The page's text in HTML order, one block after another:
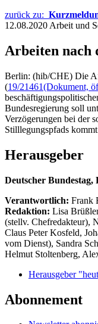
zurück zu:
12.08.2020 Arbeit und
Arbeiten nach
Berlin: (hib/CHE) Die
(19/21461(Dokument,
Bundesregierung soll
Verzögerungen bei der
Stilllegungspfads
Herausgeber
Deutscher Bundestag,
Verantwortlich: Frank
Redaktion: Lisa
(stellv. Chefredakteur),
Claus Peter Kosfeld,
vom Dienst), Sandra
Helmut Stoltenberg,
Herausgeber
Abonnement